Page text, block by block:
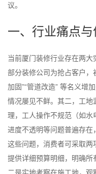
议。
一、行业痛点与
当前厦门装修行业存在两大
部分装修公司为抢占客户，
加固”“管道改造” 等名义增
情况屡见不鲜。其二，工地
理，工人操作不规范（如水
进度不透明等问题普遍存
这些问题，消费者可采取两
提供详细预算明细，明确所